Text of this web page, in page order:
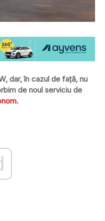
dar, în cazul de față, nu
de noul serviciu de
.